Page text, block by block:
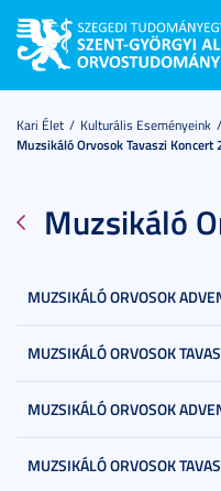
Kari Élet Kulturális Eseményeink
Muzsikáló Orvosok Tavaszi Koncert
Muzsikáló
MUZSIKÁLÓ ORVOSOK
MUZSIKÁLÓ ORVOSOK
MUZSIKÁLÓ ORVOSOK
MUZSIKÁLÓ ORVOSOK